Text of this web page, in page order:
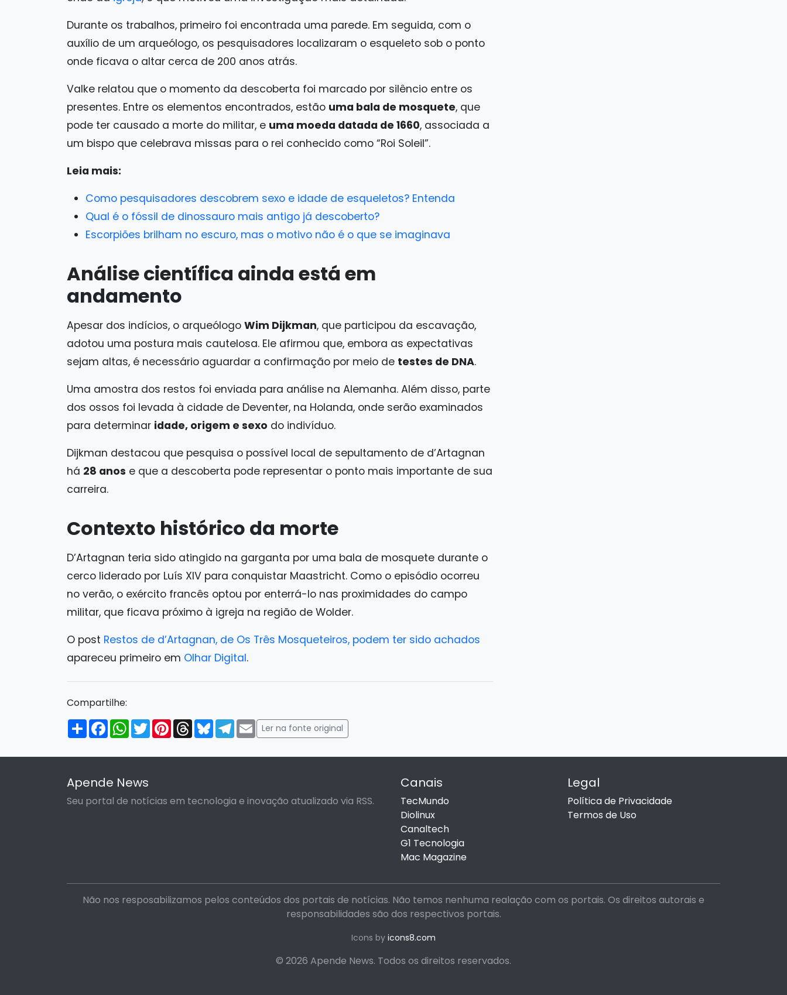
Durante os trabalhos, primeiro foi encontrada uma parede. Em seguida, com o
auxílio de um arqueólogo, os pesquisadores localizaram o esqueleto sob o ponto
onde ficava o altar cerca de 200 anos atrás.
Valke relatou que o momento da descoberta foi marcado por silêncio entre os
presentes. Entre os elementos encontrados, estão uma bala de mosquete, que
pode ter causado a morte do militar, e uma moeda datada de 1660, associada a
um bispo que celebrava missas para o rei conhecido como “Roi Soleil”.
Leia mais:
Como pesquisadores descobrem sexo e idade de esqueletos? Entenda
Qual é o fóssil de dinossauro mais antigo já descoberto?
Escorpiões brilham no escuro, mas o motivo não é o que se imaginava
Análise científica ainda está em
andamento
Apesar dos indícios, o arqueólogo Wim Dijkman, que participou da escavação,
adotou uma postura mais cautelosa. Ele afirmou que, embora as expectativas
sejam altas, é necessário aguardar a confirmação por meio de testes de DNA.
Uma amostra dos restos foi enviada para análise na Alemanha. Além disso, parte
dos ossos foi levada à cidade de Deventer, na Holanda, onde serão examinados
para determinar idade, origem e sexo do indivíduo.
Dijkman destacou que pesquisa o possível local de sepultamento de d’Artagnan
há 28 anos e que a descoberta pode representar o ponto mais importante de sua
carreira.
Contexto histórico da morte
D’Artagnan teria sido atingido na garganta por uma bala de mosquete durante o
cerco liderado por Luís XIV para conquistar Maastricht. Como o episódio ocorreu
no verão, o exército francês optou por enterrá-lo nas proximidades do campo
militar, que ficava próximo à igreja na região de Wolder.
O post Restos de d’Artagnan, de Os Três Mosqueteiros, podem ter sido achados
apareceu primeiro em Olhar Digital.
Compartilhe:
Compartilhar
FacebookWhatsApp
TwitterPinterestThreadsBlueskyTelegram
Email
Ler na fonte original
Apende News
Seu portal de notícias em tecnologia e inovação atualizado via RSS.
Canais
TecMundo
Diolinux
Canaltech
G1 Tecnologia
Mac Magazine
Legal
Política de Privacidade
Termos de Uso
Não nos resposabilizamos pelos conteúdos dos portais de notícias. Não temos nenhuma realação com os portais. Os direitos autorais e
responsabilidades são dos respectivos portais.
Icons by icons8.com
© 2026 Apende News. Todos os direitos reservados.